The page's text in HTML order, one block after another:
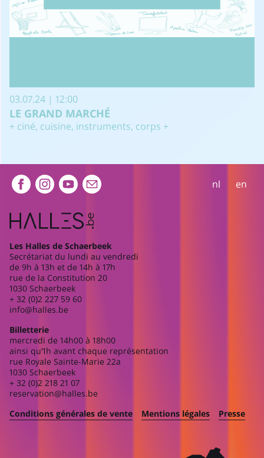
03.07.24 | 12:00
LE GRAND MARCHÉ
+ ciné, cuisine, instruments, corps +
Extra navigation nl en
Les Halles de Schaerbeek
Secrétariat du lundi au vendredi
de 9h à 13h et de 14h à 17h
rue de la Constitution 20
1030 Schaerbeek
+ 32 (0)2 227 59 60
info@halles.be
Billetterie
mercredi de 14h00 à 18h00
ainsi qu’1h avant chaque représentation
rue Royale Sainte-Marie 22a
1030 Schaerbeek
+ 32 (0)2 218 21 07
reservation@halles.be
Conditions générales de vente
Mentions légales Presse